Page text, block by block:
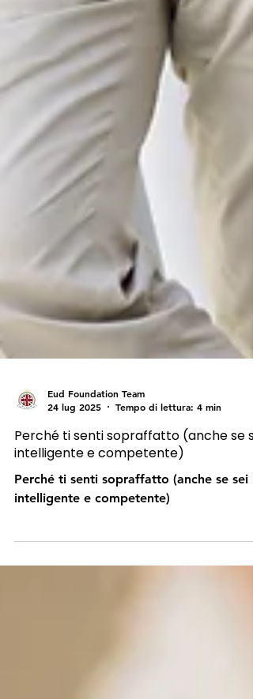
24 lug 2025
Tempo di lettura: 4 min
intelligente e competente)
Perché ti senti sopraffatto (anche se sei